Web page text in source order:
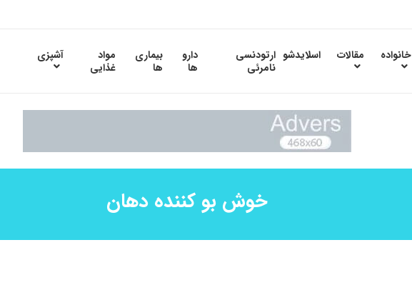
خانواده مقالات اسلایدشو ارتودنسی
نامرئی
دارو
ها
بیماری
ها
مواد
غذایی
آشپزی
خوش بو کننده دهان